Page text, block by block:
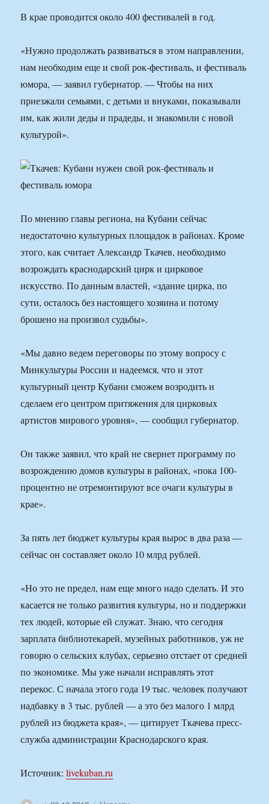
В крае проводится около 400 фестивалей в год.
«Нужно продолжать развиваться в этом направлении,
нам необходим еще и свой рок-фестиваль, и фестиваль
юмора, — заявил губернатор. — Чтобы на них
приезжали семьями, с детьми и внуками, показывали
им, как жили деды и прадеды, и знакомили с новой
культурой».
По мнению главы региона, на Кубани сейчас
недостаточно культурных площадок в районах. Кроме
этого, как считает Александр Ткачев, необходимо
возрождать краснодарский цирк и цирковое
искусство. По данным властей, «здание цирка, по
сути, осталось без настоящего хозяина и потому
брошено на произвол судьбы».
«Мы давно ведем переговоры по этому вопросу с
Минкультуры России и надеемся, что и этот
культурный центр Кубани сможем возродить и
сделаем его центром притяжения для цирковых
артистов мирового уровня», — сообщил губернатор.
Он также заявил, что край не свернет программу по
возрождению домов культуры в районах, «пока 100-
процентно не отремонтируют все очаги культуры в
крае».
За пять лет бюджет культуры края вырос в два раза —
сейчас он составляет около 10 млрд рублей.
«Но это не предел, нам еще много надо сделать. И это
касается не только развития культуры, но и поддержки
тех людей, которые ей служат. Знаю, что сегодня
зарплата библиотекарей, музейных работников, уж не
говорю о сельских клубах, серьезно отстает от средней
по экономике. Мы уже начали исправлять этот
перекос. С начала этого года 19 тыс. человек получают
надбавку в 3 тыс. рублей — а это без малого 1 млрд
рублей из бюджета края», — цитирует Ткачева пресс-
служба администрации Краснодарского края.
Источник:livekuban.ru